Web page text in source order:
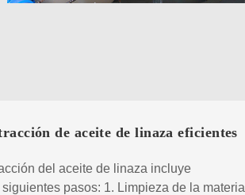
de aceite de linaza eficientes
del aceite de linaza incluye
pasos: 1. Limpieza de la materia